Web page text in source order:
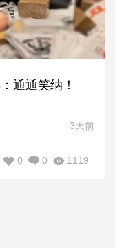
通通笑纳！
3天前
1119
0
0